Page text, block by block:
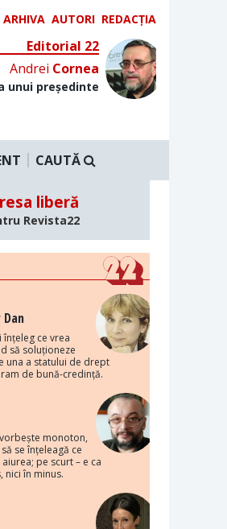
ARHIVA AUTORI REDACȚIA
Editorial 22
Andrei Cornea
unui președinte
CAUTĂ
liberă
Revista22
înțeleg ce vrea
să soluționeze
una a statului de drept
de bună-credință.
monoton,
se înțeleagă ce
pe scurt – e ca
nici în minus.